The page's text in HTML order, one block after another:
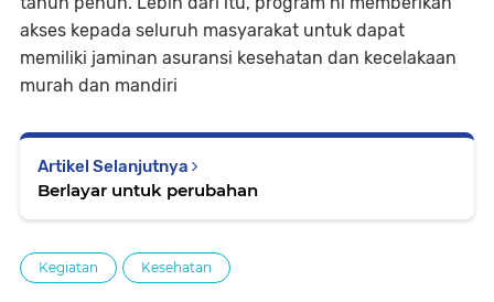
akses kepada seluruh masyarakat untuk dapat
memiliki jaminan asuransi kesehatan dan kecelakaan
murah dan mandiri
Artikel Selanjutnya
Berlayar untuk perubahan
Kegiatan Kesehatan